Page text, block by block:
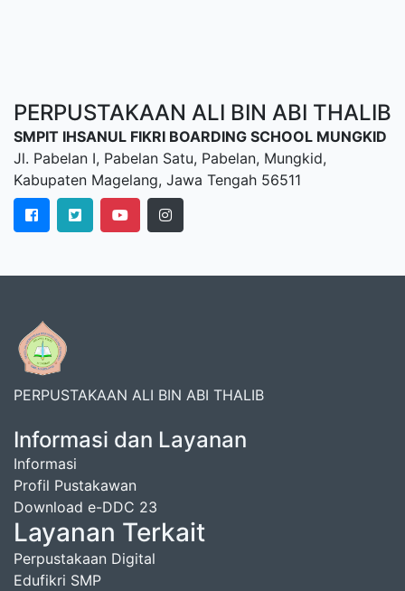
PERPUSTAKAAN ALI BIN ABI THALIB
SMPIT IHSANUL FIKRI BOARDING SCHOOL MUNGKID
Jl. Pabelan I, Pabelan Satu, Pabelan, Mungkid,
Kabupaten Magelang, Jawa Tengah 56511
PERPUSTAKAAN ALI BIN ABI THALIB
Informasi dan Layanan
Informasi
Profil Pustakawan
Download e-DDC 23
Layanan Terkait
Perpustakaan Digital
Edufikri SMP